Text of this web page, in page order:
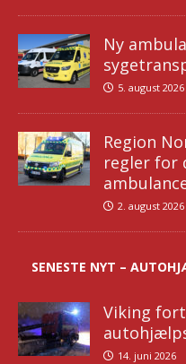
Ny
5. august 2026
Region
regler for
2. august 2026
SENESTE NYT –
Viking
14. juni 2026